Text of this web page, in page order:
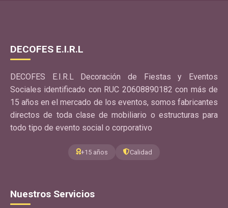
DECOFES E.I.R.L
DECOFES E.I.R.L Decoración de Fiestas y Eventos
Sociales identificado con RUC 20608890182 con más de
15 años en el mercado de los eventos, somos fabricantes
directos de toda clase de mobiliario o estructuras para
todo tipo de evento social o corporativo
+15 años Calidad
Nuestros Servicios